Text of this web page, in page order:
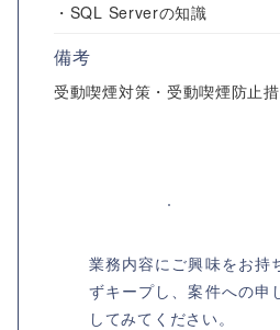
・SQL Serverの知識
備考
受動喫煙対策・受動喫煙防止
業務内容にご興味をお持
ずキープし、案件への申
してみてください。